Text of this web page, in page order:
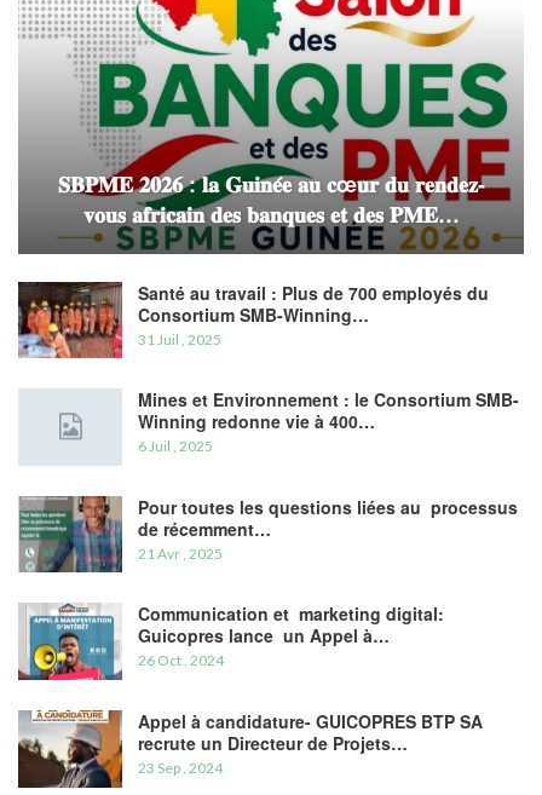
𝐒𝐁𝐏𝐌𝐄 𝟐𝟎𝟐𝟔 : 𝐥𝐚 𝐆𝐮𝐢𝐧𝐞́𝐞 𝐚𝐮 𝐜œ𝐮𝐫 𝐝𝐮 𝐫𝐞𝐧𝐝𝐞𝐳-
𝐯𝐨𝐮𝐬 𝐚𝐟𝐫𝐢𝐜𝐚𝐢𝐧 𝐝𝐞𝐬 𝐛𝐚𝐧𝐪𝐮𝐞𝐬 𝐞𝐭 𝐝𝐞𝐬 𝐏𝐌𝐄…
Santé au travail : Plus de 700 employés du
Consortium SMB-Winning…
31 Juil , 2025
Mines et Environnement : le Consortium SMB-
Winning redonne vie à 400…
6 Juil , 2025
Pour toutes les questions liées au processus
de récemment…
21 Avr , 2025
Communication et marketing digital:
Guicopres lance un Appel à…
26 Oct , 2024
Appel à candidature- GUICOPRES BTP SA
recrute un Directeur de Projets…
23 Sep , 2024